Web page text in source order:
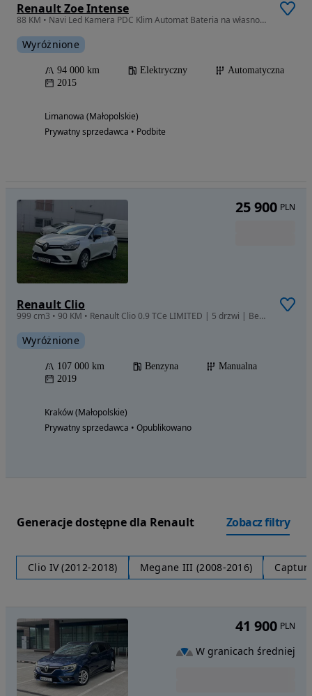
Renault Zoe Intense
88 KM • Navi Led Kamera PDC Klim Automat Bateria na własność ZASIEG 120
Wyróżnione
94 000 km Elektryczny
Automatyczna
2015
Limanowa (Małopolskie)
Prywatny sprzedawca • Podbite
Renault Clio
999 cm3 • 90 KM • Renault Clio 0.9 TCe LIMITED | 5 drzwi | Benzyna | Manual
Wyróżnione
107 000 km Benzyna
Manualna
2019
Kraków (Małopolskie)
Prywatny sprzedawca • Opublikowano
25 900 PLN
Generacje dostępne dla Renault Zobacz filtry
Clio IV (2012-2018) Megane III (2008-2016) Captur
41 900 PLN
W granicach średniej